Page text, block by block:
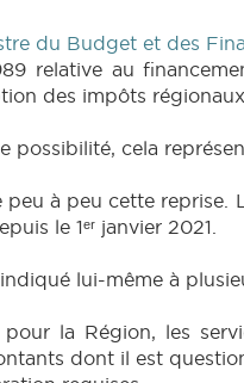
du Budget et des
relative au
des impôts régionaux.
possibilité, cela
peu à peu cette
le 1ᵉʳ janvier 2021.
lui-même à
la Région, les
dont il est